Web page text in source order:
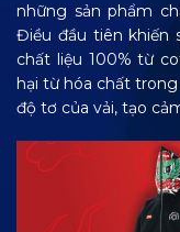
những sản phẩm
Điều đầu tiên khiến
chất liệu 100% từ
hại từ hóa chất
độ tơ của vải, tạo